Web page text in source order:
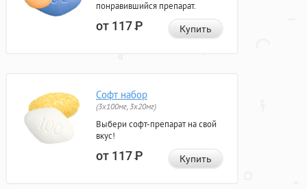
понравившийся препарат.
от 117Р Купить
Софт набор
(3x100мг, 3x20мг)
Выбери софт-препарат на свой
вкус!
от 117Р Купить